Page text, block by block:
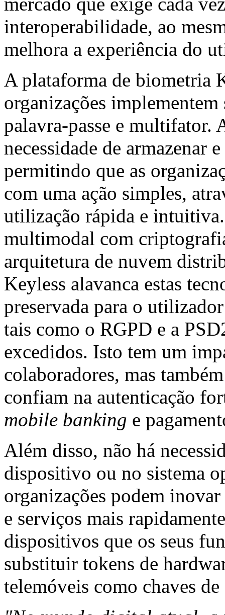
interoperabilidade, ao
melhora a experiência do
A plataforma de biometria
organizações
palavra-passe e multifator.
necessidade de armazenar
permitindo que as
com uma ação simples,
utilização rápida e
multimodal com
arquitetura de nuvem
Keyless alavanca estas
preservada para o
tais como o RGPD e a
excedidos. Isto tem um
colaboradores, mas
confiam na autenticação
mobile banking e
Além disso, não há
dispositivo ou no sistema
organizações podem
e serviços mais
dispositivos que os seus
substituir tokens de
telemóveis como chaves de